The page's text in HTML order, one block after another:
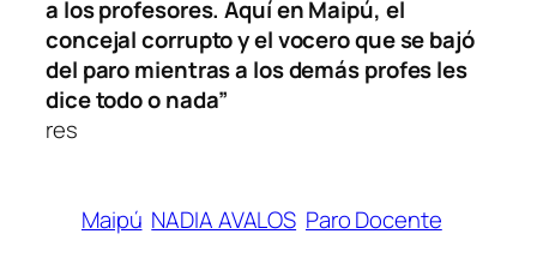
a los profesores. Aquí en Maipú, el
concejal corrupto y el vocero que se bajó
del paro mientras a los demás profes les
dice todo o nada”
res
Maipú NADIA AVALOS Paro Docente